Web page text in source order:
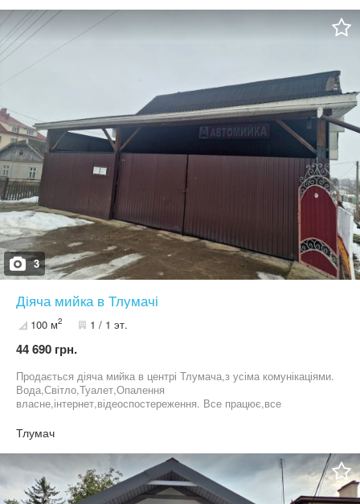
гараж висотою 2,8м - Сарай з курочками - Криниця на 9 кілець,
вода заведена в дім - Акуратний погріб де можна зберігати овочі
та консервацію, а також можна використовувати як укриття
розташована лікарня Дитячий садок через дорогу Школа поруч
5хв пішки АТБ 5хв пішки Аптеки 2хв пішки Реальному покупцю
можливий мінімальний торг
3
Діяча мийка в Тлумачі
100 м2 1 / 1 эт.
44 690 грн.
Продається діяча мийка в центрі Тлумача,з усіма комунікаціями.
Вода,Світло,Туалет,Опалення
власне,інтернет,відеоспостереження. Все працює,все
Тлумач